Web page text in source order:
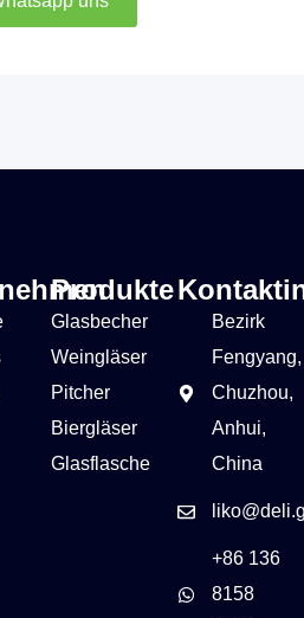
Produkte
Glasbecher
Weingläser
Pitcher
Biergläser
Glasflasche
Bezirk
Fengyang,
Chuzhou,
Anhui,
China
+86 136
8158